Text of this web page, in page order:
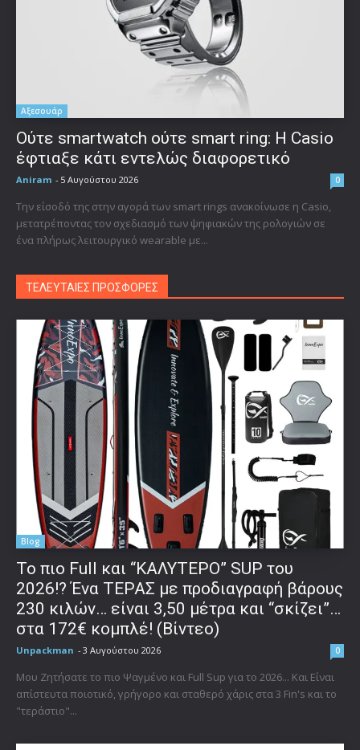
Αξεσουάρ
Ούτε smartwatch ούτε smart ring: Η Casio
έφτιαξε κάτι εντελώς διαφορετικό
Aniram - 5 Αυγούστου 2026 0
Την είσοδό της στην αγορά των smart rings ανακοίνωσε η Casio,
μετατρέποντας τον σχεδιασμό των ψηφιακών της ρολογιών σε
ένα πλήρως λειτουργικό wearable με...
ΤΕΛΕΥΤΑΙΕΣ ΠΡΟΣΦΟΡΕΣ
Blog
To πιο Full και “ΚΑΛΥΤΕΡΟ” SUP του
2026!? Ένα ΤΕΡΑΣ με προδιαγραφή βάρους
230 κιλών… είναι 3,50 μέτρα και “σκίζει”…
στα 172€ κομπλέ! (Βίντεο)
Unpackman - 3 Αυγούστου 2026 0
Μου Ζητήσατε το πιο Ψαγμένο και Full Sup για το 2026... Και Είναι
απίστευτα ποιοτικό, γρήγορο και σταθερό χάρις στα 3 Fin's και το
"τεράστιο"...